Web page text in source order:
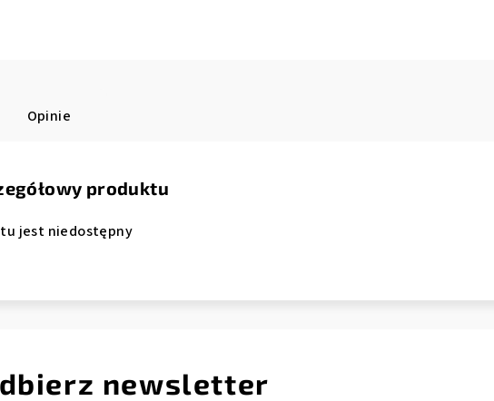
Opinie
produktu
jest niedostępny
newsletter